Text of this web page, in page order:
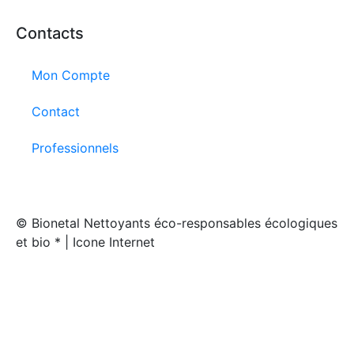
Contacts
Mon Compte
Contact
Professionnels
© Bionetal Nettoyants éco-responsables écologiques
et bio * | Icone Internet